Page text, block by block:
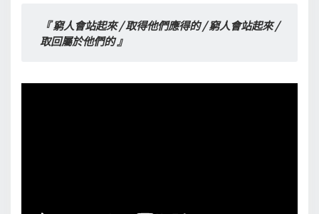
『 窮人會站起來 / 取得他們應得的 / 窮人會站起來 /
取回屬於他們的 』